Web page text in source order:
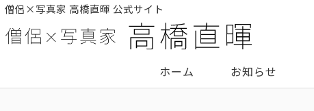
僧侶×写真家 高橋直暉 公式サイト
ホーム お知らせ